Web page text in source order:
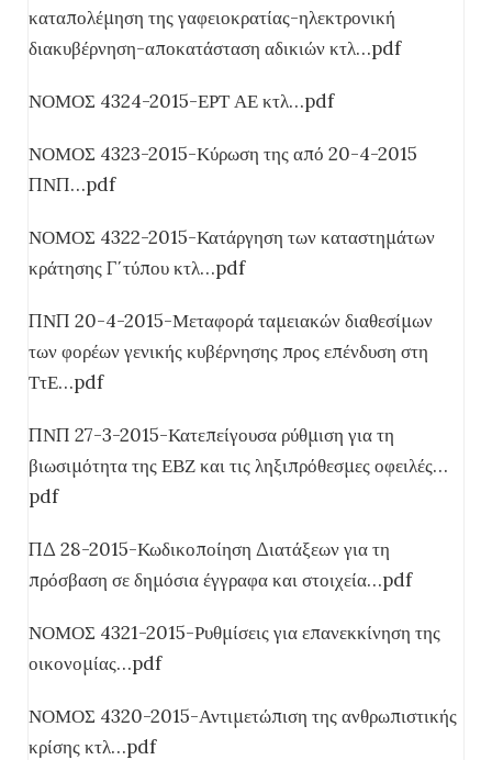
καταπολέμηση της γαφειοκρατίας-ηλεκτρονική
διακυβέρνηση-αποκατάσταση αδικιών κτλ…pdf
ΝΟΜΟΣ 4324-2015-ΕΡΤ ΑΕ κτλ…pdf
ΝΟΜΟΣ 4323-2015-Κύρωση της από 20-4-2015
ΠΝΠ…pdf
ΝΟΜΟΣ 4322-2015-Κατάργηση των καταστημάτων
κράτησης Γ΄τύπου κτλ…pdf
ΠΝΠ 20-4-2015-Μεταφορά ταμειακών διαθεσίμων
των φορέων γενικής κυβέρνησης προς επένδυση στη
ΤτΕ…pdf
ΠΝΠ 27-3-2015-Κατεπείγουσα ρύθμιση για τη
βιωσιμότητα της ΕΒΖ και τις ληξιπρόθεσμες οφειλές…
pdf
ΠΔ 28-2015-Κωδικοποίηση Διατάξεων για τη
πρόσβαση σε δημόσια έγγραφα και στοιχεία…pdf
ΝΟΜΟΣ 4321-2015-Ρυθμίσεις για επανεκκίνηση της
οικονομίας…pdf
ΝΟΜΟΣ 4320-2015-Αντιμετώπιση της ανθρωπιστικής
κρίσης κτλ…pdf